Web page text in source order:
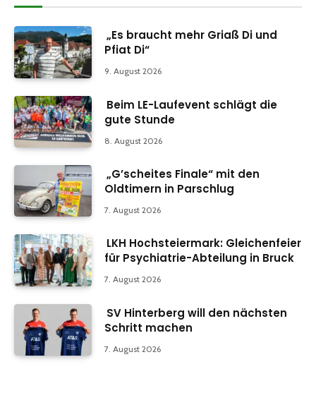
„Es braucht mehr Griaß Di und
Pfiat Di“
9. August 2026
Beim LE-Laufevent schlägt die
gute Stunde
8. August 2026
„G’scheites Finale“ mit den
Oldtimern in Parschlug
7. August 2026
LKH Hochsteiermark: Gleichenfeier
für Psychiatrie-Abteilung in Bruck
7. August 2026
SV Hinterberg will den nächsten
Schritt machen
7. August 2026